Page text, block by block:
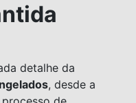
detalhe da
, desde a